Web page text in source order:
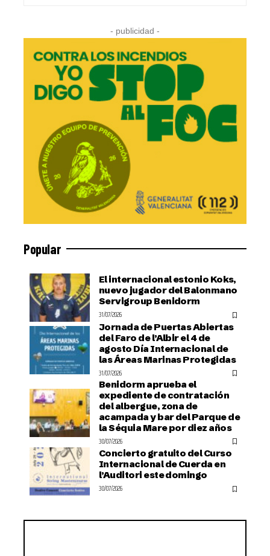
- publicidad -
Popular
El internacional estonio Koks,
nuevo jugador del Balonmano
Servigroup Benidorm
31/07/2026
Jornada de Puertas Abiertas
del Faro de l’Albir el 4 de
agosto Día Internacional de
las Áreas Marinas Protegidas
31/07/2026
Benidorm aprueba el
expediente de contratación
del albergue, zona de
acampada y bar del Parque de
la Séquia Mare por diez años
30/07/2026
Concierto gratuito del Curso
Internacional de Cuerda en
l’Auditori este domingo
30/07/2026